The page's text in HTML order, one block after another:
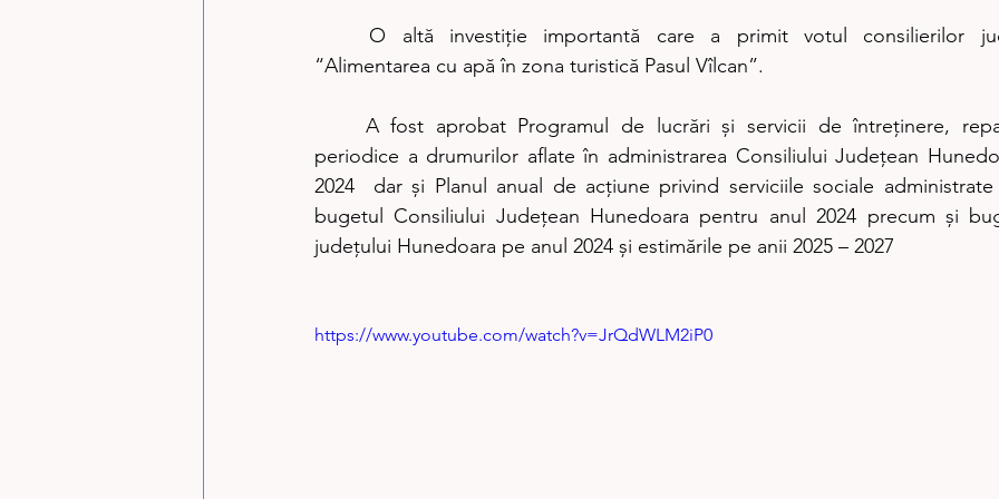
“Alimentarea cu apă în zona turistică Pasul Vîlcan”.
periodice a drumurilor aflate în administrarea Consiliului Județean
2024  dar și Planul anual de acțiune privind serviciile sociale
bugetul Consiliului Județean Hunedoara pentru anul 2024 precum și
judeţului Hunedoara pe anul 2024 și estimările pe anii 2025 – 2027
https://www.youtube.com/watch?v=JrQdWLM2iP0